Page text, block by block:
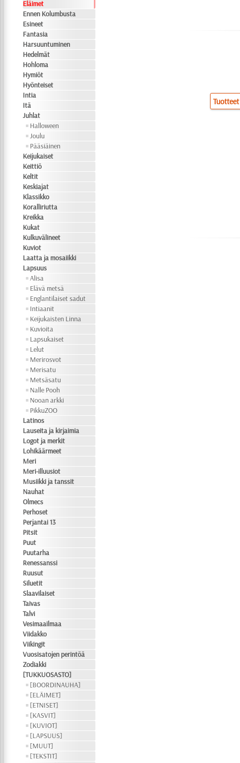
Eläimet
Ennen Kolumbusta
Esineet
Fantasia
Harsuuntuminen
Hedelmät
Hohloma
Hymiöt
Hyönteiset
Intia
Itä
Juhlat
Halloween
Joulu
Pääsiäinen
Keijukaiset
Keittiö
Keltit
Keskiajat
Klassikko
Koralliriutta
Kreikka
Kukat
Kulkuvälineet
Kuviot
Laatta ja mosaiikki
Lapsuus
Alisa
Elävä metsä
Englantilaiset sadut
Intiaanit
Keijukaisten Linna
Kuvioita
Lapsukaiset
Lelut
Merirosvot
Merisatu
Metsäsatu
Nalle Pooh
Nooan arkki
PikkuZOO
Latinos
Lauseita ja kirjaimia
Logot ja merkit
Lohikäärmeet
Meri
Meri-illuusiot
Musiikki ja tanssit
Nauhat
Olmecs
Perhoset
Perjantai 13
Pitsit
Puut
Puutarha
Renessanssi
Ruusut
Siluetit
Slaavilaiset
Taivas
Talvi
Vesimaailmaa
Viidakko
Viikingit
Vuosisatojen perintöä
Zodiakki
[TUKKUOSASTO]
[BOORDINAUHA]
[ELÄIMET]
[ETNISET]
[KASVIT]
[KUVIOT]
[LAPSUUS]
[MUUT]
[TEKSTIT]
Tuotteet